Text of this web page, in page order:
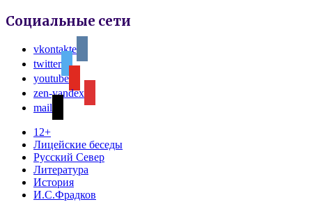
Социальные сети
vkontakte
twitter
youtube
zen-yandex
mail
12+
Лицейские беседы
Русский Север
Литература
История
И.С.Фрадков